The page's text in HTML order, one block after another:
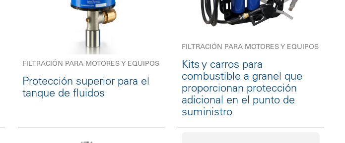
FILTRACIÓN PARA MOTORES Y EQUIPOS
Protección superior para el
tanque de fluidos
FILTRACIÓN PARA MOTORES Y EQUIPOS
Kits y carros para
combustible a granel que
proporcionan protección
adicional en el punto de
suministro